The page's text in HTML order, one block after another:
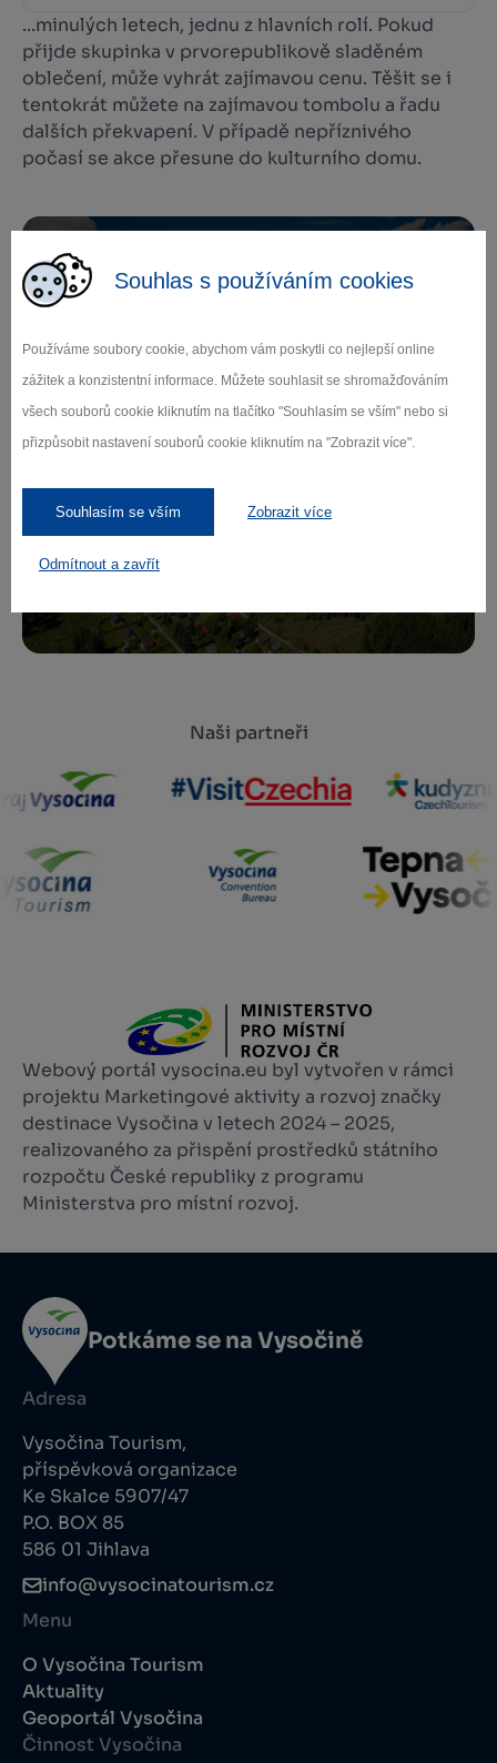
Souhlas s používáním cookies
Používáme soubory cookie, abychom vám poskytli co nejlepší online
zážitek a konzistentní informace. Můžete souhlasit se shromažďováním
všech souborů cookie kliknutím na tlačítko "Souhlasím se vším" nebo si
přizpůsobit nastavení souborů cookie kliknutím na "Zobrazit více".
Souhlasím se vším Zobrazit více
Odmítnout a zavřít
...minulých letech, jednu z hlavních rolí. Pokud
přijde skupinka v prvorepublikově sladěném
oblečení, může vyhrát zajímavou cenu. Těšit se i
tentokrát můžete na zajímavou tombolu a řadu
dalších překvapení. V případě nepříznivého
počasí se akce přesune do kulturního domu.
Zamilujte si Vysočinu
Přihlaste se k odběru našeho newsletteru
o novinkách.
Naši partneři
Webový portál vysocina.eu byl vytvořen v rámci
projektu Marketingové aktivity a rozvoj značky
destinace Vysočina v letech 2024 – 2025,
realizovaného za přispění prostředků státního
rozpočtu České republiky z programu
Ministerstva pro místní rozvoj.
Potkáme se na Vysočině
Adresa
Vysočina Tourism,
příspěvková organizace
Ke Skalce 5907/47
P.O. BOX 85
586 01 Jihlava
info@vysocinatourism.cz
Menu
O Vysočina Tourism
Aktuality
Geoportál Vysočina
Činnost Vysočina